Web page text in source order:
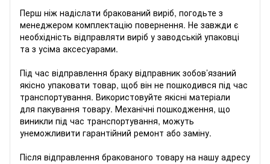
Перш ніж надіслати бракований виріб, погодьте з
менеджером комплектацію повернення. Не завжди є
необхідність відправляти виріб у заводській упаковці
та з усіма аксесуарами.
Під час відправлення браку відправник зобов’язаний
якісно упаковати товар, щоб він не пошкодився під час
транспортування. Використовуйте якісні матеріали
для пакування товару. Механічні пошкодження, що
виникли під час транспортування, можуть
унеможливити гарантійний ремонт або заміну.
Після відправлення бракованого товару на нашу адресу